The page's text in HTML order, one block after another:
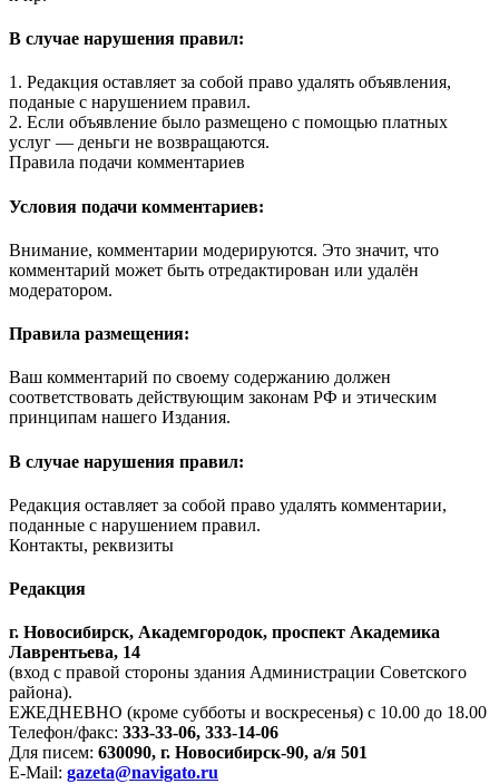
В случае нарушения правил:
1. Редакция оставляет за собой право удалять объявления,
поданые с нарушением правил.
2. Если объявление было размещено с помощью платных
услуг — деньги не возвращаются.
Правила подачи комментариев
Условия подачи комментариев:
Внимание, комментарии модерируются. Это значит, что
комментарий может быть отредактирован или удалён
модератором.
Правила размещения:
Ваш комментарий по своему содержанию должен
соответствовать действующим законам РФ и этическим
принципам нашего Издания.
В случае нарушения правил:
Редакция оставляет за собой право удалять комментарии,
поданные с нарушением правил.
Контакты, реквизиты
Редакция
г. Новосибирск, Академгородок, проспект Академика
Лаврентьева, 14
(вход с правой стороны здания Администрации Советского
района).
ЕЖЕДНЕВНО (кроме субботы и воскресенья) с 10.00 до 18.00
Телефон/факс: 333-33-06, 333-14-06
Для писем: 630090, г. Новосибирск-90, а/я 501
E-Mail: gazeta@navigato.ru